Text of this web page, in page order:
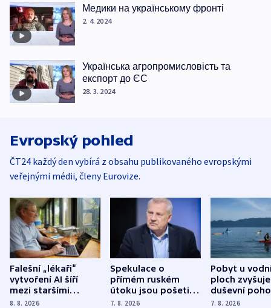
Медики на українському фронті
2. 4. 2024
Українська агропромисловість та
експорт до ЄС
28. 3. 2024
Evropský pohled
ČT24 každý den vybírá z obsahu publikovaného evropskými
veřejnými médii, členy Eurovize.
Falešní „lékaři“
vytvoření AI šíří
mezi staršími
Poláky nebezpečné
8. 8. 2026
Spekulace o
přímém ruském
útoku jsou pošetilé,
míní estonský
7. 8. 2026
Pobyt u
ploch zvyšuje
duševní
ukázala
7. 8. 2026